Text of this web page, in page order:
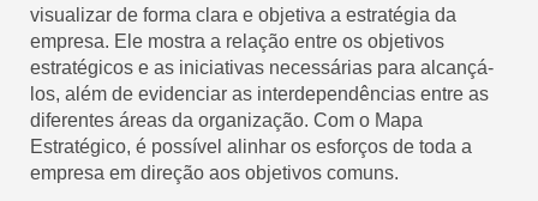
visualizar de forma clara e objetiva a estratégia da
empresa. Ele mostra a relação entre os objetivos
estratégicos e as iniciativas necessárias para alcançá-
los, além de evidenciar as interdependências entre as
diferentes áreas da organização. Com o Mapa
Estratégico, é possível alinhar os esforços de toda a
empresa em direção aos objetivos comuns.